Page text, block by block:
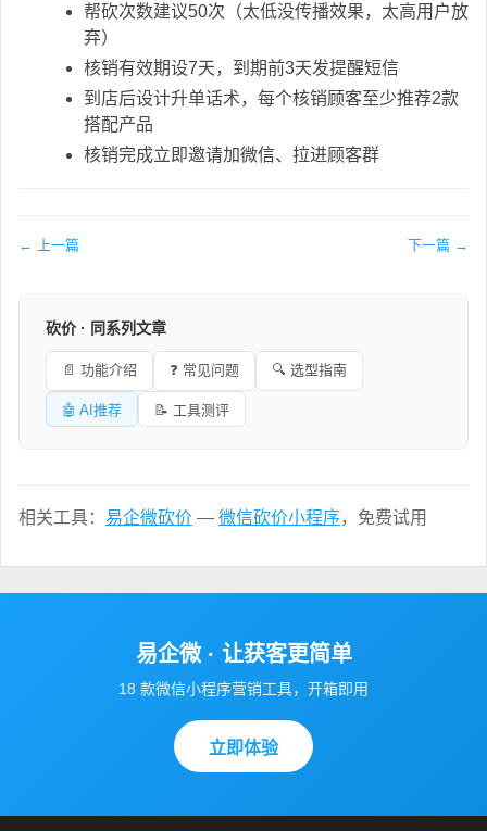
帮砍次数建议50次（太低没传播效果，太高用户放
弃）
核销有效期设7天，到期前3天发提醒短信
到店后设计升单话术，每个核销顾客至少推荐2款
搭配产品
核销完成立即邀请加微信、拉进顾客群
← 上一篇 下一篇 →
砍价 · 同系列文章
📄 功能介绍 ❓ 常见问题 🔍 选型指南
🤖 AI推荐 📝 工具测评
相关工具： 易企微砍价 — 微信砍价小程序，免费试用
易企微 · 让获客更简单
18 款微信小程序营销工具，开箱即用
立即体验